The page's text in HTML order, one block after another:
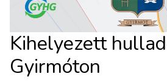
Kihelyezett
Gyirmóton